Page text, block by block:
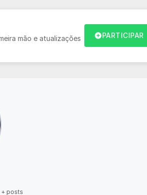
mão e atualizações
PARTICIPAR
+ posts